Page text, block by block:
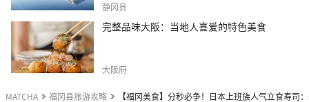
MATCHA 福冈县旅游攻略 【福冈美食】分秒必争！日本上班族人气立食寿司
静冈县
完整品味大阪：当地人喜爱的特色美食
大阪府